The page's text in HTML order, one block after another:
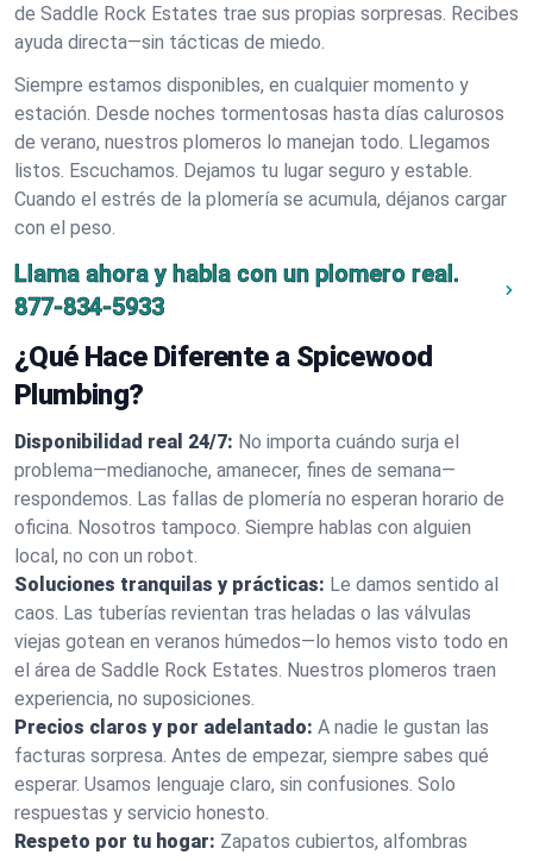
de Saddle Rock Estates trae sus propias sorpresas. Recibes
ayuda directa—sin tácticas de miedo.
Siempre estamos disponibles, en cualquier momento y
estación. Desde noches tormentosas hasta días calurosos
de verano, nuestros plomeros lo manejan todo. Llegamos
listos. Escuchamos. Dejamos tu lugar seguro y estable.
Cuando el estrés de la plomería se acumula, déjanos cargar
con el peso.
Llama ahora y habla con un plomero real.
877-834-5933
¿Qué Hace Diferente a Spicewood
Plumbing?
Disponibilidad real 24/7: No importa cuándo surja el
problema—medianoche, amanecer, fines de semana—
respondemos. Las fallas de plomería no esperan horario de
oficina. Nosotros tampoco. Siempre hablas con alguien
local, no con un robot.
Soluciones tranquilas y prácticas: Le damos sentido al
caos. Las tuberías revientan tras heladas o las válvulas
viejas gotean en veranos húmedos—lo hemos visto todo en
el área de Saddle Rock Estates. Nuestros plomeros traen
experiencia, no suposiciones.
Precios claros y por adelantado: A nadie le gustan las
facturas sorpresa. Antes de empezar, siempre sabes qué
esperar. Usamos lenguaje claro, sin confusiones. Solo
respuestas y servicio honesto.
Respeto por tu hogar: Zapatos cubiertos, alfombras